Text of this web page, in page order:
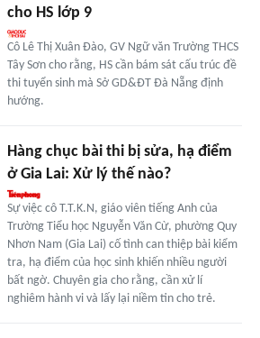
cho HS lớp 9
Cô Lê Thị Xuân Đào, GV Ngữ văn Trường THCS
Tây Sơn cho rằng, HS cần bám sát cấu trúc đề
thi tuyển sinh mà Sở GD&ĐT Đà Nẵng định
hướng.
Hàng chục bài thi bị sửa, hạ điểm
ở Gia Lai: Xử lý thế nào?
Sự việc cô T.T.K.N, giáo viên tiếng Anh của
Trường Tiểu học Nguyễn Văn Cừ, phường Quy
Nhơn Nam (Gia Lai) cố tình can thiệp bài kiểm
tra, hạ điểm của học sinh khiến nhiều người
bất ngờ. Chuyên gia cho rằng, cần xử lí
nghiêm hành vi và lấy lại niềm tin cho trẻ.